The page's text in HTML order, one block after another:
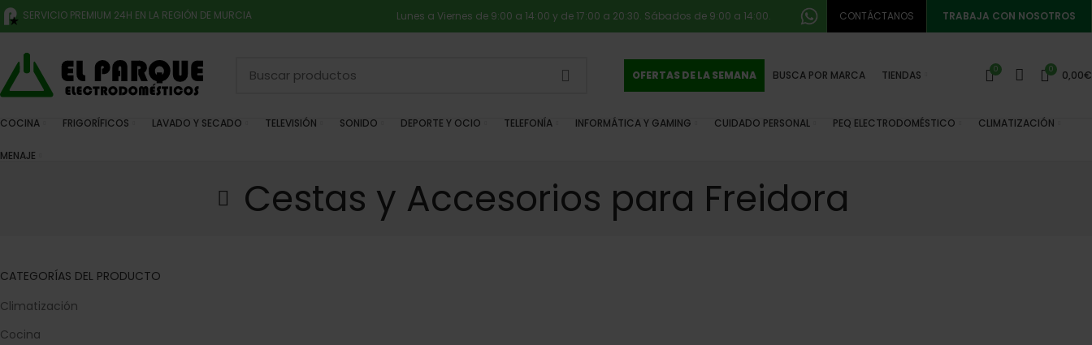
SERVICIO PREMIUM 24H EN LA REGIÓN DE MURCIA Lunes a Viernes de 9:00 a 14:00 y de 17:00 a 20:30. Sábados de 9:00 a 14:00. CONTÁCTANOS TRABAJA CON NOSOTROS
OFERTAS DE LA SEMANA BUSCA POR MARCA TIENDAS 0 0 0,00€
COCINA FRIGORÍFICOS LAVADO Y SECADO TELEVISIÓN SONIDO DEPORTE Y OCIO TELEFONÍA INFORMÁTICA Y GAMING CUIDADO PERSONAL PEQ ELECTRODOMÉSTICO CLIMATIZACIÓN
MENAJE
Cestas y Accesorios para Freidora
CATEGORÍAS DEL PRODUCTO
Climatización
Cocina